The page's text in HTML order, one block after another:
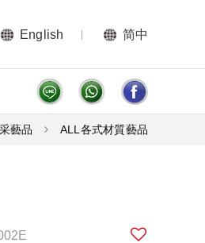
English 简中
藝品 ALL各式材質藝品